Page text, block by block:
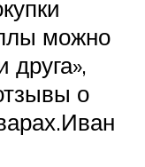
можно
о